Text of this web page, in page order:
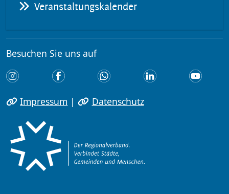
Veranstaltungskalender
Besuchen Sie uns auf
Impressum | Datenschutz